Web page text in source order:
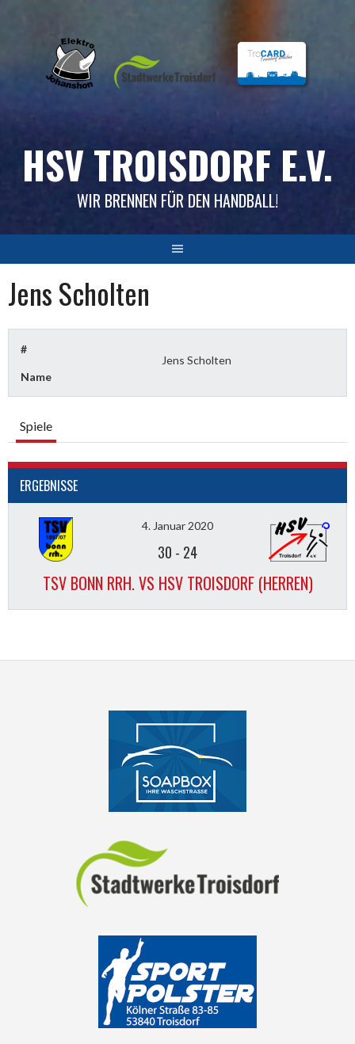
HSV TROISDORF E.V.
WIR BRENNEN FÜR DEN HANDBALL!
Jens Scholten
#
Name
Jens Scholten
Spiele
ERGEBNISSE
4. Januar 2020
30 - 24
TSV BONN RRH. VS HSV TROISDORF (HERREN)